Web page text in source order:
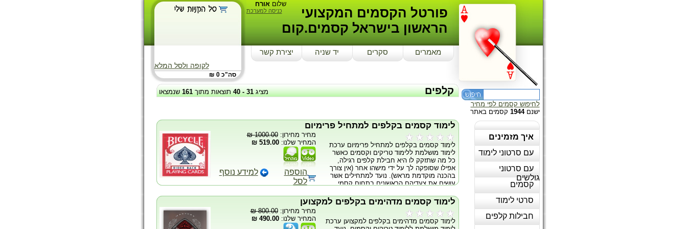
לקופה ולסל המלא
סה"כ 0 ₪
שלוםאורח
כניסה למערכת
פורטל הקסמים המקצועי
הראשון בישראל קסמים.קום
מאמרים סקרים יד שניה יצירת קשר
לחיפוש קסמים לפי מחיר
ישנם1944 קסמים באתר
איך מזמינים
עם סרטוני לימוד
עם סרטוני
גולשים
קסמים
סרטי לימוד
חבילות קלפים
מציג31
-
40 תוצאות מתוך161שנמצאו קלפים
לימוד קסמים בקלפים למתחיל פרימיום
לימוד קסמים בקלפים למתחיל פרימיום ערכת
לימוד מושלמת ללימוד טריקים וקסמים כאשר
כל מה שתזקק לו היא חבילת קלפים רגילה,
אפילו שסופקה לך על ידי מישהו אחר (אין צורך
בהכנה מוקדמת מראש). נועד למתחילים אשר
עושים את צעדיהם הראשונים בתחום קסמי
למקצוענים בסופו של דבר. הסרטיקח אותכם
החל מהבסיס למסע מרתק בעולם הקלפים.
תלמד את מגוון הצעדים והמהלכים אשר עושים
קוסמים בכדי להדהים את הצופים. הלימוד כולל
מחיר מחירון:1000.00 ₪
המחיר שלנו:519.00 ₪
הוספה
לסל
למידע נוסף
לימוד קסמים מדהימים בקלפים למקצוען
לימוד קסמים מדהימים בקלפים למקצוען ערכת
מחיר מחירון:800.00 ₪
המחיר שלנו:490.00 ₪